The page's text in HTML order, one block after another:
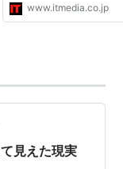
www.itmedia.co.jp
見えた現実